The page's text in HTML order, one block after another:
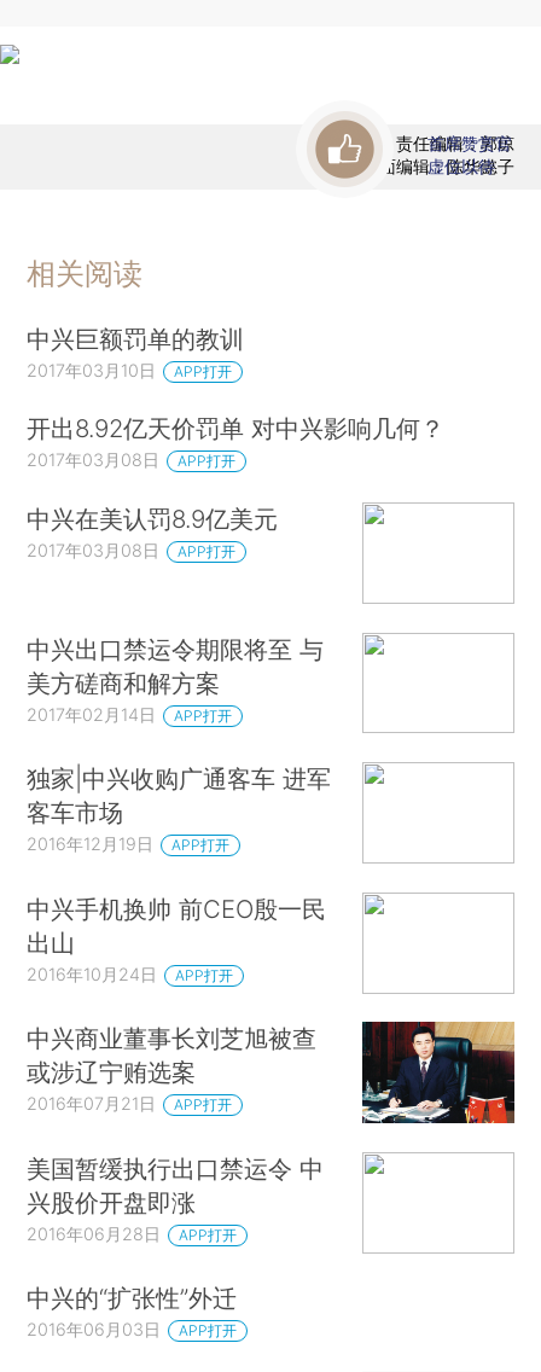
责任编辑：郭琼
版面编辑：陈华懿子
首席赞赏官
虚位以待
相关阅读
中兴巨额罚单的教训
2017年03月10日 APP打开
开出8.92亿天价罚单 对中兴影响几何？
2017年03月08日 APP打开
中兴在美认罚8.9亿美元
2017年03月08日 APP打开
中兴出口禁运令期限将至 与
美方磋商和解方案
2017年02月14日 APP打开
独家|中兴收购广通客车 进军
客车市场
2016年12月19日 APP打开
中兴手机换帅 前CEO殷一民
出山
2016年10月24日 APP打开
中兴商业董事长刘芝旭被查
或涉辽宁贿选案
2016年07月21日 APP打开
美国暂缓执行出口禁运令 中
兴股价开盘即涨
2016年06月28日 APP打开
中兴的“扩张性”外迁
2016年06月03日 APP打开